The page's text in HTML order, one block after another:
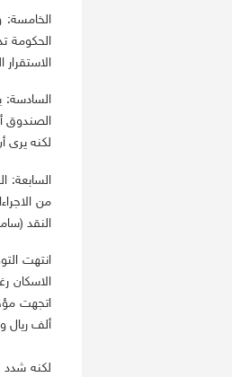
الخامسة:
الحكومة
الاستقرار
السادسة:
الصندوق
لكنه يرى
السابعة:
النقد
انتهت
ألف ريال
لكنه شدد